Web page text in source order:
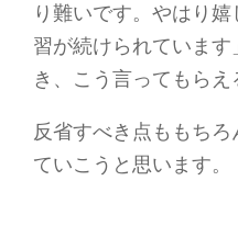
り難いです。やはり
習が続けられていま
き、こう言ってもら
反省すべき点ももち
ていこうと思います。